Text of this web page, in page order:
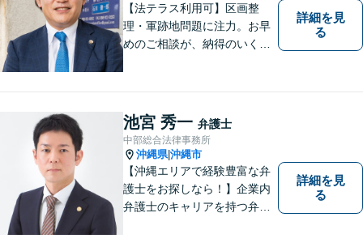
【法テラス利用可】区画整
理・軍跡地問題に注力。お早
めのご相談が、納得のいく解
まう前にご連絡を。あなたの
代理人として全力でサポート
します【分割払い可】【休日
夜間対応】【駐車場あり】
詳細を見
る
池宮 秀一 弁護士
中部総合法律事務所
沖縄県|沖縄市
【沖縄エリアで経験豊富な弁
護士をお探しなら！】企業内
弁護士のキャリアを持つ弁護
詳細を見
る